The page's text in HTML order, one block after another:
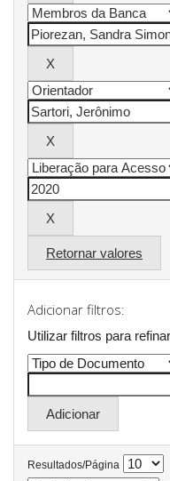
Retornar valores
Adicionar filtros:
Utilizar filtros para
Resultados/Página